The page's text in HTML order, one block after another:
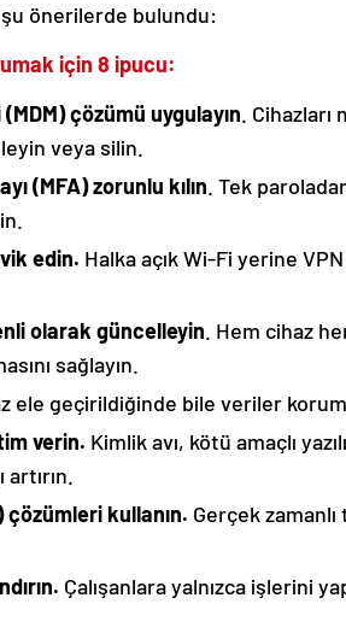
şu önerilerde bulundu:
için 8 ipucu:
çözümü uygulayın.
veya silin.
(MFA) zorunlu kılın. Tek
edin. Halka açık Wi-Fi yerine
olarak güncelleyin. Hem cihaz
sağlayın.
ele geçirildiğinde bile veriler
verin. Kimlik avı, kötü amaçlı
çözümleri kullanın. Gerçek
Çalışanlara yalnızca işlerini